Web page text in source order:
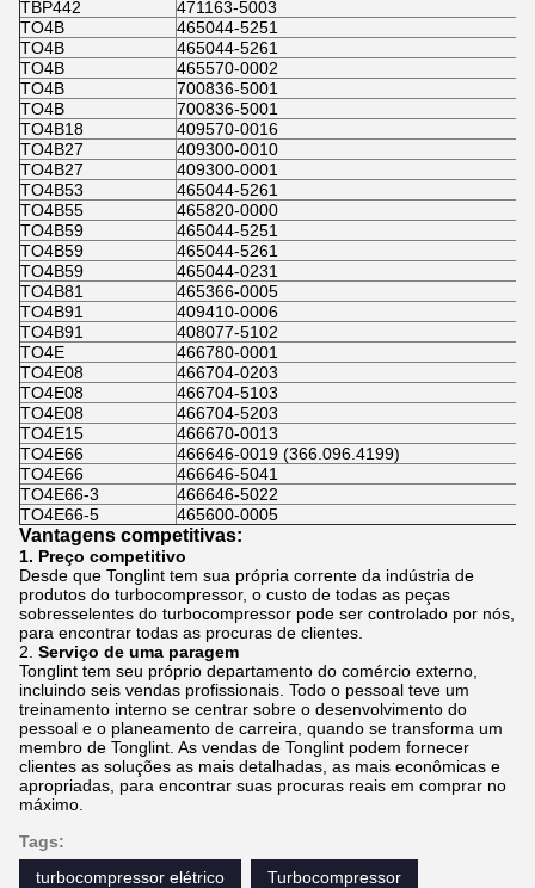
TBP442
471163-5003
TO4B
465044-5251
TO4B
465044-5261
TO4B
465570-0002
TO4B
700836-5001
TO4B
700836-5001
TO4B18
409570-0016
TO4B27
409300-0010
TO4B27
409300-0001
TO4B53
465044-5261
TO4B55
465820-0000
TO4B59
465044-5251
TO4B59
465044-5261
TO4B59
465044-0231
TO4B81
465366-0005
TO4B91
409410-0006
TO4B91
408077-5102
TO4E
466780-0001
TO4E08
466704-0203
TO4E08
466704-5103
TO4E08
466704-5203
TO4E15
466670-0013
TO4E66
466646-0019 (366.096.4199)
TO4E66
466646-5041
TO4E66-3
466646-5022
TO4E66-5
465600-0005
Vantagens competitivas:
1. Preço competitivo
Desde que Tonglint tem sua própria corrente da indústria de
produtos do turbocompressor, o custo de todas as peças
sobresselentes do turbocompressor pode ser controlado por nós,
para encontrar todas as procuras de clientes.
2. Serviço de uma paragem
Tonglint tem seu próprio departamento do comércio externo,
incluindo seis vendas profissionais. Todo o pessoal teve um
treinamento interno se centrar sobre o desenvolvimento do
pessoal e o planeamento de carreira, quando se transforma um
membro de Tonglint. As vendas de Tonglint podem fornecer
clientes as soluções as mais detalhadas, as mais econômicas e
apropriadas, para encontrar suas procuras reais em comprar no
máximo.
Tags:
turbocompressor elétrico
Turbocompressor